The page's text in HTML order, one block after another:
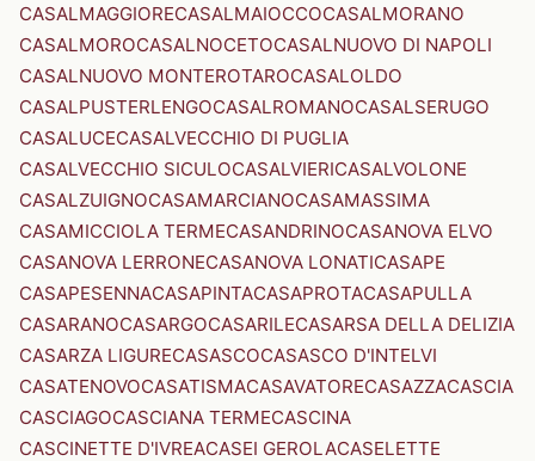
CASALMAGGIORECASALMAIOCCOCASALMORANO
CASALMOROCASALNOCETOCASALNUOVO DI NAPOLI
CASALNUOVO MONTEROTAROCASALOLDO
CASALPUSTERLENGOCASALROMANOCASALSERUGO
CASALUCECASALVECCHIO DI PUGLIA
CASALVECCHIO SICULOCASALVIERICASALVOLONE
CASALZUIGNOCASAMARCIANOCASAMASSIMA
CASAMICCIOLA TERMECASANDRINOCASANOVA ELVO
CASANOVA LERRONECASANOVA LONATICASAPE
CASAPESENNACASAPINTACASAPROTACASAPULLA
CASARANOCASARGOCASARILECASARSA DELLA DELIZIA
CASARZA LIGURECASASCOCASASCO D'INTELVI
CASATENOVOCASATISMACASAVATORECASAZZACASCIA
CASCIAGOCASCIANA TERMECASCINA
CASCINETTE D'IVREACASEI GEROLACASELETTE